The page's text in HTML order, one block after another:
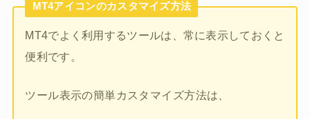
MT4アイコンのカスタマイズ方法
MT4でよく利用するツールは、常に表示しておくと
便利です。
ツール表示の簡単カスタマイズ方法は、